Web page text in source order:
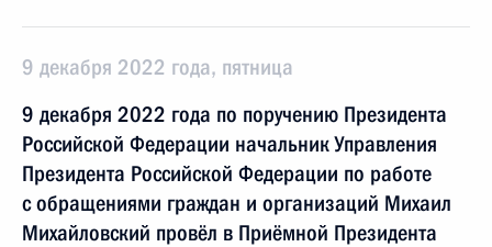
9 декабря 2022 года, пятница
9 декабря 2022 года по поручению Президента
Российской Федерации начальник Управления
Президента Российской Федерации по работе
с обращениями граждан и организаций Михаил
Михайловский провёл в Приёмной Президента